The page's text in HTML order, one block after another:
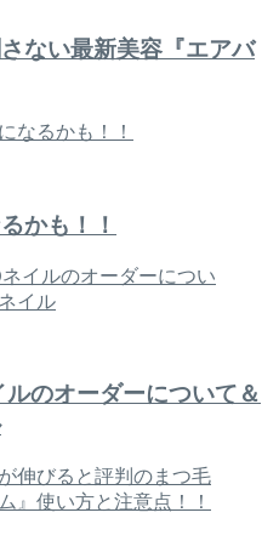
ない最新美容『エアバ
かも！！
のオーダーについて＆